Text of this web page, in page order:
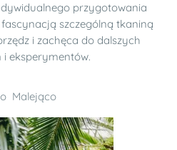
przygotowania
szczególną tkaniną
i zachęca do dalszych
i eksperymentów.
Malejąco